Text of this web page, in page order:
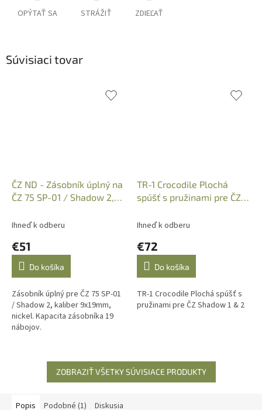
OPÝTAŤ SA STRÁŽIŤ ZDIEĽAŤ
Súvisiaci tovar
ČZ ND - Zásobník úplný na
ČZ 75 SP-01 / Shadow 2,
Ihneď k odberu
€51
Do košíka
Zásobník úplný pre ČZ 75 SP-01
/ Shadow 2, kaliber 9x19mm,
nickel. Kapacita zásobníka 19
nábojov.
TR-1 Crocodile Plochá
spúšť s pružinami pre ČZ
Ihneď k odberu
€72
Do košíka
TR-1 Crocodile Plochá spúšť s
pružinami pre ČZ Shadow 1 & 2
ZOBRAZIŤ VŠETKY SÚVISIACE PRODUKTY
Popis Podobné (1) Diskusia